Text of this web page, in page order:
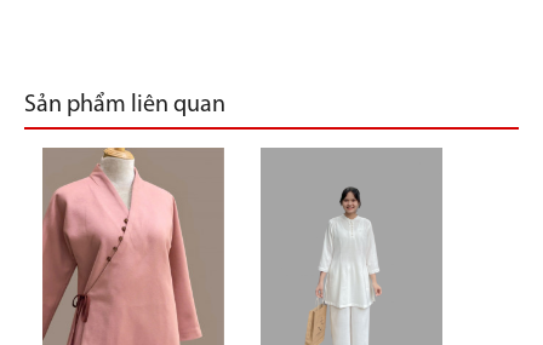
Sản phẩm liên quan